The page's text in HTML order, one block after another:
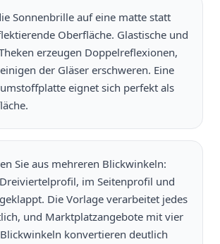
Sonnenbrille auf eine matte statt
Oberfläche. Glastische und
erzeugen Doppelreflexionen,
der Gläser erschweren. Eine
eignet sich perfekt als
Sie aus mehreren Blickwinkeln:
im Seitenprofil und
Die Vorlage verarbeitet jedes
und Marktplatzangebote mit vier
konvertieren deutlich